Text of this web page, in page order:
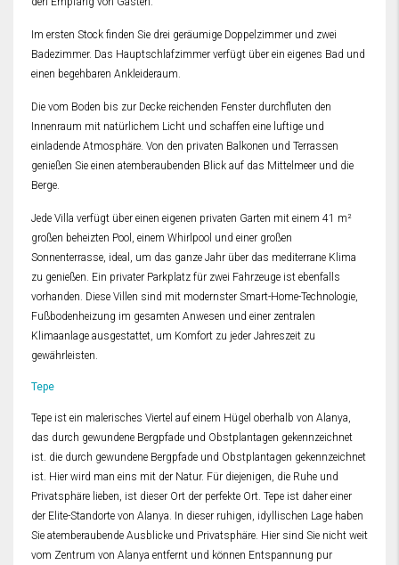
Im ersten Stock finden Sie drei geräumige Doppelzimmer und zwei
Badezimmer. Das Hauptschlafzimmer verfügt über ein eigenes Bad und
einen begehbaren Ankleideraum.
Die vom Boden bis zur Decke reichenden Fenster durchfluten den
Innenraum mit natürlichem Licht und schaffen eine luftige und
einladende Atmosphäre. Von den privaten Balkonen und Terrassen
genießen Sie einen atemberaubenden Blick auf das Mittelmeer und die
Berge.
Jede Villa verfügt über einen eigenen privaten Garten mit einem 41 m²
großen beheizten Pool, einem Whirlpool und einer großen
Sonnenterrasse, ideal, um das ganze Jahr über das mediterrane Klima
zu genießen. Ein privater Parkplatz für zwei Fahrzeuge ist ebenfalls
vorhanden. Diese Villen sind mit modernster Smart-Home-Technologie,
Fußbodenheizung im gesamten Anwesen und einer zentralen
Klimaanlage ausgestattet, um Komfort zu jeder Jahreszeit zu
gewährleisten.
Tepe
Tepe ist ein malerisches Viertel auf einem Hügel oberhalb von Alanya,
das durch gewundene Bergpfade und Obstplantagen gekennzeichnet
ist. die durch gewundene Bergpfade und Obstplantagen gekennzeichnet
ist. Hier wird man eins mit der Natur. Für diejenigen, die Ruhe und
Privatsphäre lieben, ist dieser Ort der perfekte Ort. Tepe ist daher einer
der Elite-Standorte von Alanya. In dieser ruhigen, idyllischen Lage haben
Sie atemberaubende Ausblicke und Privatsphäre. Hier sind Sie nicht weit
vom Zentrum von Alanya entfernt und können Entspannung pur